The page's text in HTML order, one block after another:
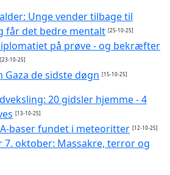
Unge vender tilbage til
får det bedre mentalt [25-10-25]
på prøve - og bekræfter
[23-10-25]
Gaza de sidste døgn [15-10-25]
20 gidsler hjemme - 4
[13-10-25]
baser fundet i meteoritter [12-10-25]
7. oktober: Massakre, terror og